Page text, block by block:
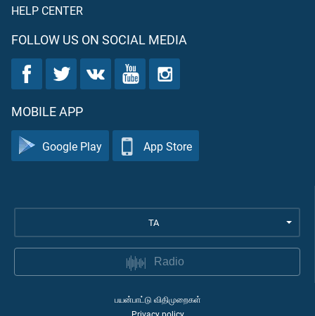
HELP CENTER
FOLLOW US ON SOCIAL MEDIA
MOBILE APP
Google Play App Store
TA
Radio
பயன்பாட்டு விதிமுறைகள்